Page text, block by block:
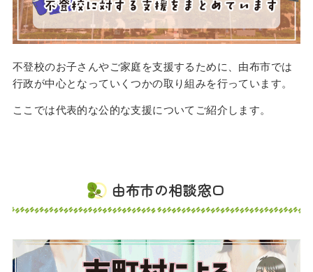
不登校のお子さんやご家庭を支援するために、由布市では
行政が中心となっていくつかの取り組みを行っています。
ここでは代表的な公的な支援についてご紹介します。
由布市の相談窓口